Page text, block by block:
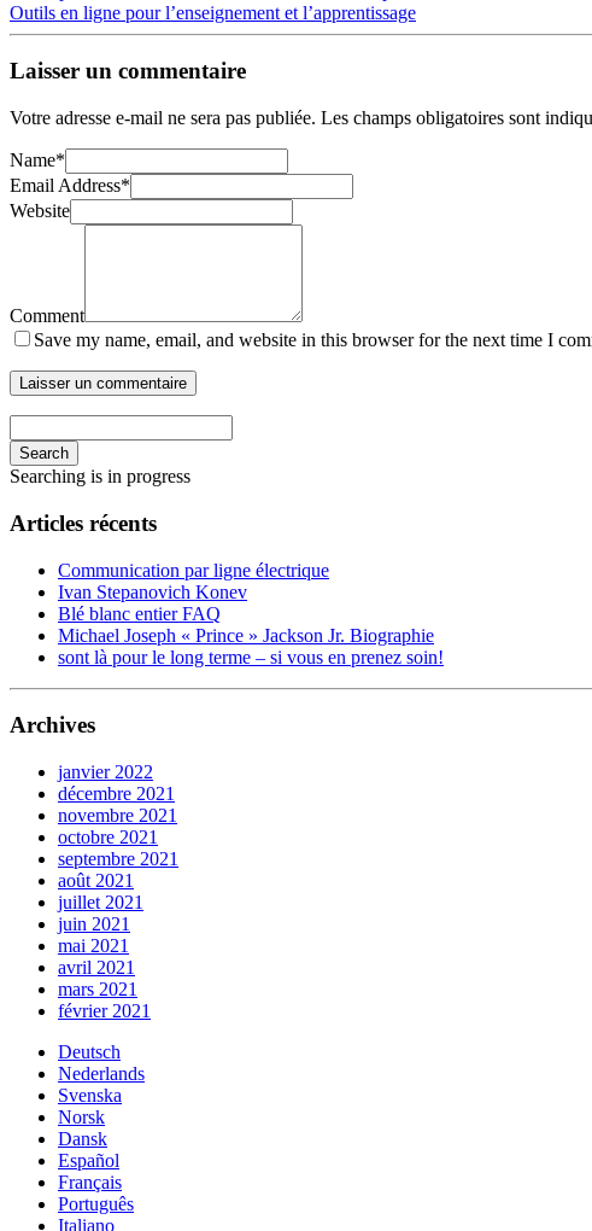
Outils en ligne pour l’enseignement et l’apprentissage
Laisser un commentaire
Votre adresse e-mail ne sera pas publiée. Les champs obligatoires sont
Name*
Email Address*
Website
Comment
Save my name, email, and website in this browser for the next time I
Search
Searching is in progress
Articles récents
Communication par ligne électrique
Ivan Stepanovich Konev
Blé blanc entier FAQ
Michael Joseph « Prince » Jackson Jr. Biographie
sont là pour le long terme – si vous en prenez soin!
Archives
janvier 2022
décembre 2021
novembre 2021
octobre 2021
septembre 2021
août 2021
juillet 2021
juin 2021
mai 2021
avril 2021
mars 2021
février 2021
Deutsch
Nederlands
Svenska
Norsk
Dansk
Español
Français
Português
Italiano